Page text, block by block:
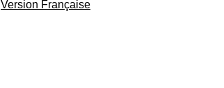
Version Française